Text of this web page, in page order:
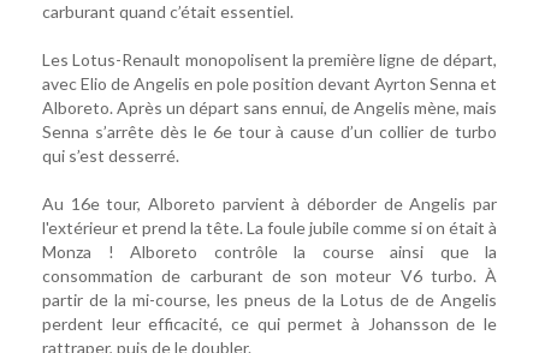
carburant quand c’était essentiel.
Les Lotus-Renault monopolisent la première ligne de départ,
avec Elio de Angelis en pole position devant Ayrton Senna et
Alboreto. Après un départ sans ennui, de Angelis mène, mais
Senna s’arrête dès le 6e tour à cause d’un collier de turbo
qui s’est desserré.
Au 16e tour, Alboreto parvient à déborder de Angelis par
l'extérieur et prend la tête. La foule jubile comme si on était à
Monza ! Alboreto contrôle la course ainsi que la
consommation de carburant de son moteur V6 turbo. À
partir de la mi-course, les pneus de la Lotus de de Angelis
perdent leur efficacité, ce qui permet à Johansson de le
rattraper, puis de le doubler.